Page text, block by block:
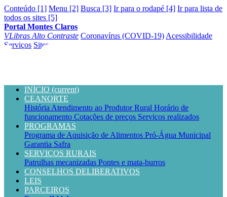
Conteúdo [1] Menu [2] Busca [3] Ir para o rodapé [4] Ir para lista de
todos os sites [5]
Portal Montes Claros
VLibras Alto Contraste Coronavírus (COVID-19) Acessibilidade
Serviços Sites
INÍCIO (current)
CEANORTE
História Atendimento ao Produtor Rural Horário de
funcionamento Cotações de preços Serviços realizados
PROGRAMAS
Programa de Aquisição de Alimentos Pró-Água Municipal
Garantia Safra
SERVIÇOS RURAIS
Patrulhas mecanizadas Pontes e mata-burros
CONSELHOS DELIBERATIVOS
LEIS
PARCEIROS